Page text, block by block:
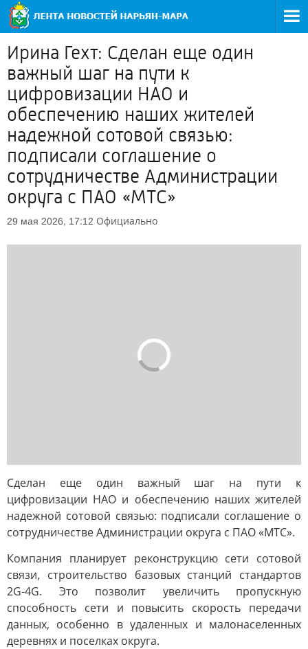
Ирина Гехт: Сделан еще один
важный шаг на пути к
цифровизации НАО и
обеспечению наших жителей
надежной сотовой связью:
подписали соглашение о
сотрудничестве Администрации
округа с ПАО «МТС»
29 мая 2026, 17:12 Официально
Сделан еще один важный шаг на пути к
цифровизации НАО и обеспечению наших жителей
надежной сотовой связью: подписали соглашение о
сотрудничестве Администрации округа с ПАО «МТС».
Компания планирует реконструкцию сети сотовой
связи, строительство базовых станций стандартов
2G-4G. Это позволит увеличить пропускную
способность сети и повысить скорость передачи
данных, особенно в удаленных и малонаселенных
деревнях и поселках округа.